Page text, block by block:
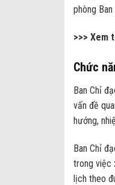
phòng
>>> Xem
Chức
Ban Chỉ
vấn đề
hướng,
Ban Chỉ
trong việc
lịch theo